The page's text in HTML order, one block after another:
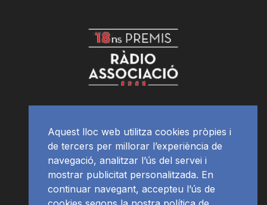
Aquest lloc web utilitza cookies pròpies i
de tercers per millorar l’experiència de
navegació, analitzar l’ús del servei i
mostrar publicitat personalitzada. En
continuar navegant, accepteu l’ús de